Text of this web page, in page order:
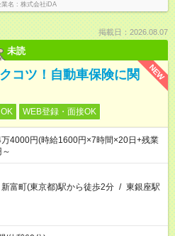
名 株式会社iDA
掲載日：2026.08.07
未読
NEW
コツ！自動車保険に関
WEB登録・面接OK
4000円(時給1600円×7時間×20日+残業
新富町(東京都)駅から徒歩2分 / 東銀座駅